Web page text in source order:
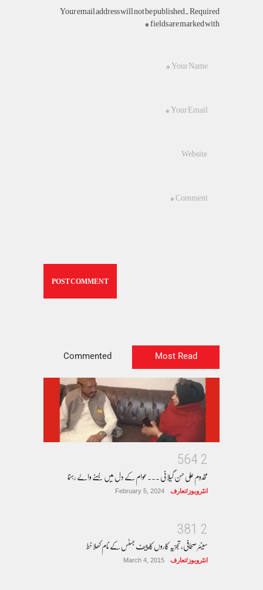
Your email address will not be published. Required
fields are marked with *
Most Read
Commented
2
4
6
5
مخدوم علی حسن گیلانی ۔۔۔عوام کے دل میں بسنے والے رہنما
انٹرویوز/تعارف February 5, 2024
2
1
8
3
سینئر صحافی، تجزیہ کاروں کا چیف جسٹس کے نام کھلا خط
انٹرویوز/تعارف March 4, 2015